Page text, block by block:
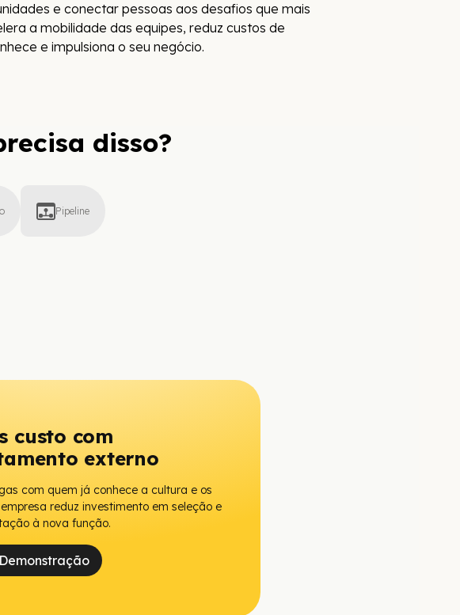
e conectar pessoas aos desafios que mais
a mobilidade das equipes, reduz custos de
e impulsiona o seu negócio.
disso?
Pipeline
custo com
externo
com quem já conhece a cultura e os
reduz investimento em seleção e
à nova função.